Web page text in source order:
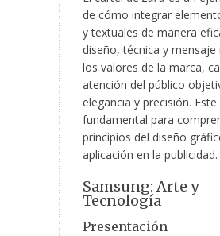
de cómo integrar
y textuales de manera
diseño, técnica y mensaje
los valores de la marca,
atención del público
elegancia y precisión. Este
fundamental para
principios del diseño
aplicación en la publicidad.
Samsung: Arte y
Tecnología
Presentación